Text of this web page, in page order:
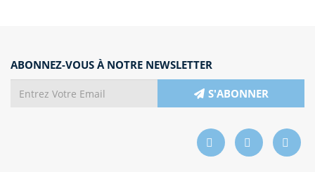
ABONNEZ-VOUS À NOTRE NEWSLETTER
S'ABONNER